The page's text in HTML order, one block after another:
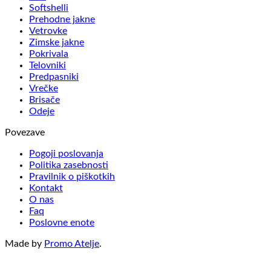
Softshelli
Prehodne jakne
Vetrovke
Zimske jakne
Pokrivala
Telovniki
Predpasniki
Vrečke
Brisače
Odeje
Povezave
Pogoji poslovanja
Politika zasebnosti
Pravilnik o piškotkih
Kontakt
O nas
Faq
Poslovne enote
Made by Promo Atelje.